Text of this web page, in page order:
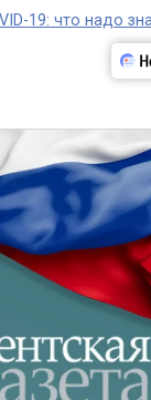
19: что надо